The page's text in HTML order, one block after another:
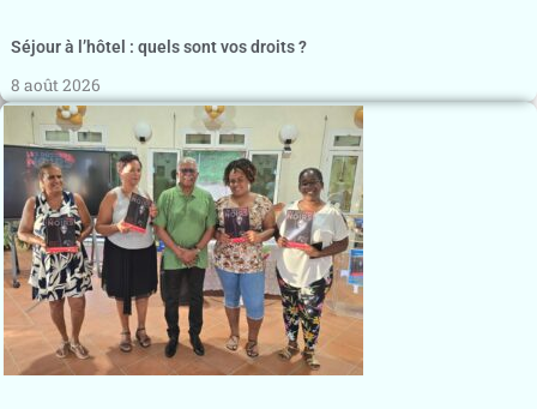
Séjour à l’hôtel : quels sont vos droits ?
8 août 2026